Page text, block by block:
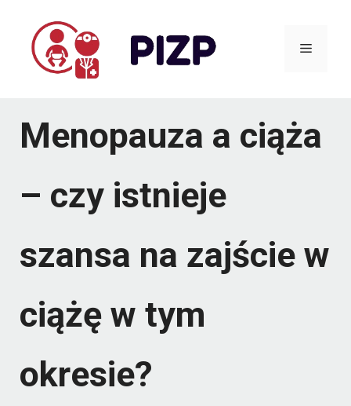
Menu
Menopauza a ciąża
– czy istnieje
szansa na zajście w
ciążę w tym
okresie?